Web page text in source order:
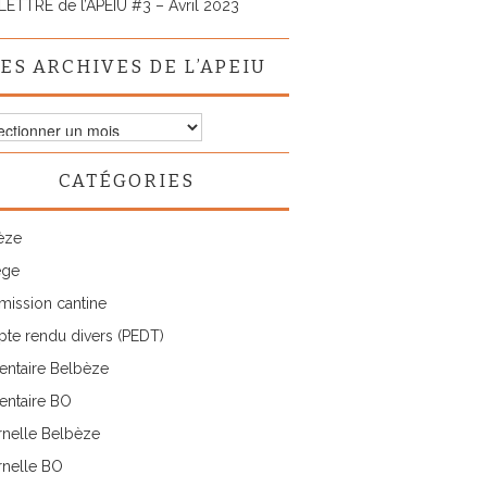
de l’APEIU #3 – Avril 2023
ARCHIVES DE L’APEIU
CATÉGORIES
cantine
rendu divers (PEDT)
Belbèze
BO
Belbèze
BO